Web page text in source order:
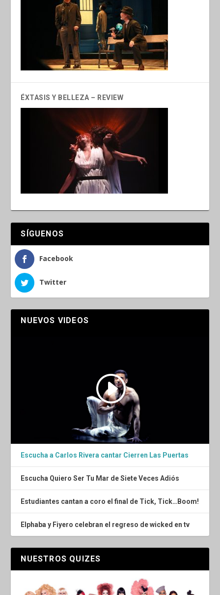
ÉXTASIS Y BELLEZA – REVIEW
SÍGUENOS
Facebook
Twitter
NUEVOS VIDEOS
Escucha a Carlos Rivera cantar Cierren Las Puertas
Escucha Quiero Ser Tu Mar de Siete Veces Adiós
Estudiantes cantan a coro el final de Tick, Tick…Boom!
Elphaba y Fiyero celebran el regreso de wicked en tv
NUESTROS QUIZES